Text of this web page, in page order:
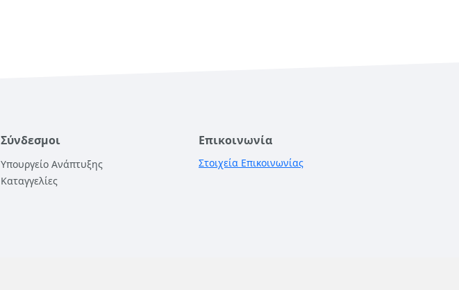
Σύνδεσμοι
Υπουργείο Ανάπτυξης
Καταγγελίες
Επικοινωνία
Στοιχεία Επικοινωνίας